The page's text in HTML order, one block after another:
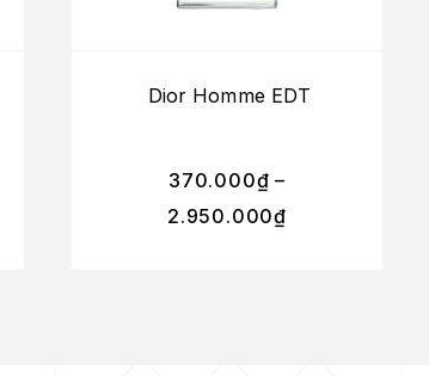
Dior Homme EDT
370.000₫ –
2.950.000₫